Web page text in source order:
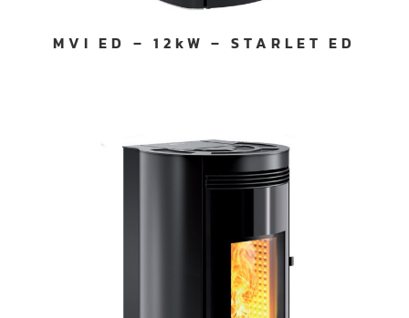
MVI ED – 12kW – STARLET ED